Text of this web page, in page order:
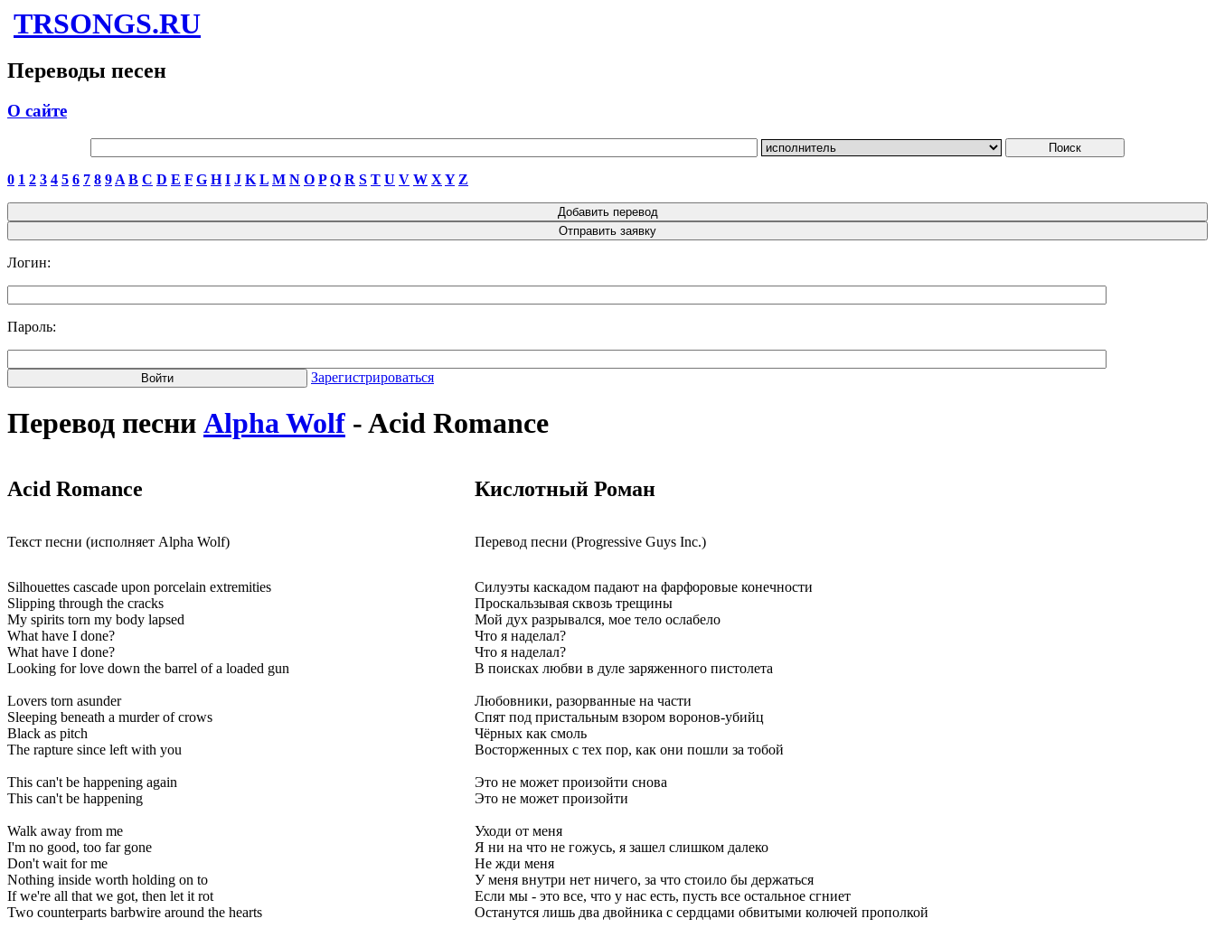
TRSONGS.RU
Переводы песен
О сайте
0 1 2 3 4 5 6 7 8 9 A B C D E F G H I J K L M N O P Q R S T U V W X Y Z
Логин:
Пароль:
Зарегистрироваться
Перевод песни Alpha Wolf - Acid Romance
Acid Romance Кислотный Роман
Текст песни (исполняет Alpha Wolf) Перевод песни (Progressive Guys Inc.)
Silhouettes cascade upon porcelain extremities
Slipping through the cracks
My spirits torn my body lapsed
What have I done?
What have I done?
Looking for love down the barrel of a loaded gun
Lovers torn asunder
Sleeping beneath a murder of crows
Black as pitch
The rapture since left with you
This can't be happening again
This can't be happening
Walk away from me
I'm no good, too far gone
Don't wait for me
Nothing inside worth holding on to
If we're all that we got, then let it rot
Two counterparts barbwire around the hearts
Силуэты каскадом падают на фарфоровые конечности
Проскальзывая сквозь трещины
Мой дух разрывался, мое тело ослабело
Что я наделал?
Что я наделал?
В поисках любви в дуле заряженного пистолета
Любовники, разорванные на части
Спят под пристальным взором воронов-убийц
Чёрных как смоль
Восторженных с тех пор, как они пошли за тобой
Это не может произойти снова
Это не может произойти
Уходи от меня
Я ни на что не гожусь, я зашел слишком далеко
Не жди меня
У меня внутри нет ничего, за что стоило бы держаться
Если мы - это все, что у нас есть, пусть все остальное сгниет
Останутся лишь два двойника с сердцами обвитыми колючей прополкой